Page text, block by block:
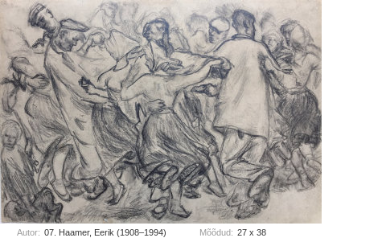
Autor: 07. Haamer, Eerik (1908–1994) Mõõdud: 27 x 38